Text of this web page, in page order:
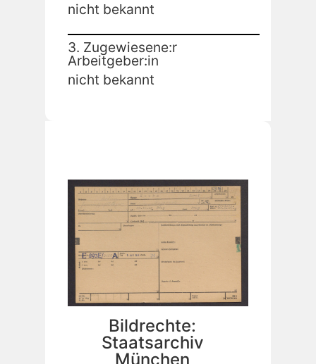
nicht bekannt
3. Zugewiesene:r
Arbeitgeber:in
nicht bekannt
Bildrechte:
Staatsarchiv
München